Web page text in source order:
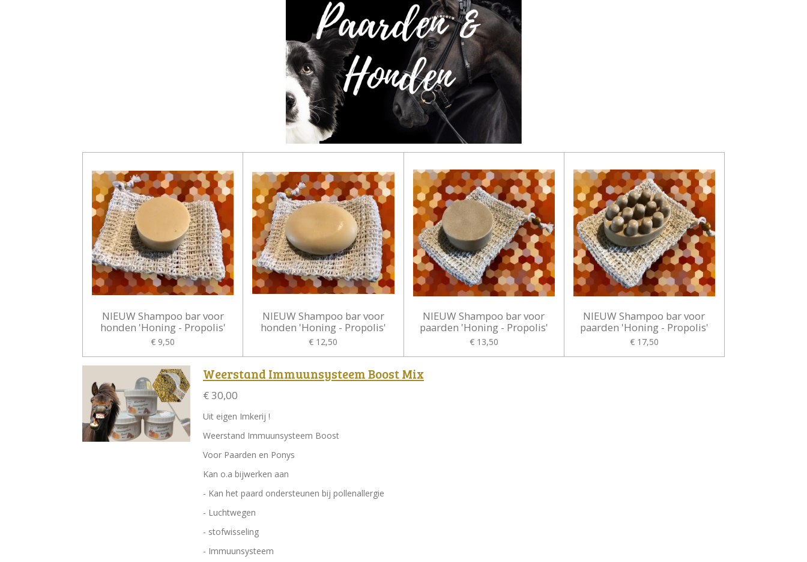
NIEUW Shampoo bar voor
honden 'Honing - Propolis'
€ 9,50
NIEUW Shampoo bar voor
honden 'Honing - Propolis'
€ 12,50
NIEUW Shampoo bar voor
paarden 'Honing - Propolis'
€ 13,50
NIEUW Shampoo bar voor
paarden 'Honing - Propolis'
€ 17,50
Weerstand Immuunsysteem Boost Mix
€ 30,00
Uit eigen Imkerij !
Weerstand Immuunsysteem Boost
Voor Paarden en Ponys
Kan o.a bijwerken aan
- Kan het paard ondersteunen bij pollenallergie
- Luchtwegen
- stofwisseling
- Immuunsysteem